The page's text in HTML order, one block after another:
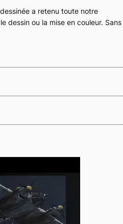
a retenu toute notre
dessin ou la mise en couleur. Sans